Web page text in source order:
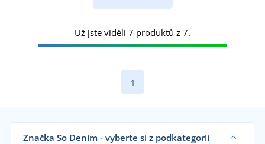
Už jste viděli 7 produktů z 7.
1
Značka So Denim - vyberte si z podkategorií